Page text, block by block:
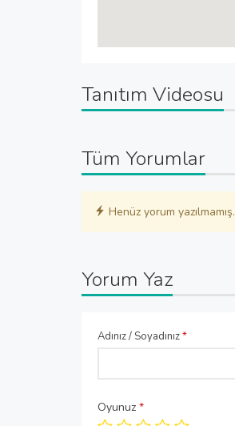
Tanıtım Videosu
Tüm Yorumlar
Henüz yorum yazılmamış.
Yorum Yaz
Adınız / Soyadınız*
Oyunuz *